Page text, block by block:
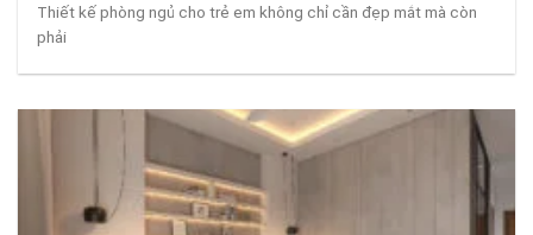
Thiết kế phòng ngủ cho trẻ em không chỉ cần đẹp mắt mà còn
phải